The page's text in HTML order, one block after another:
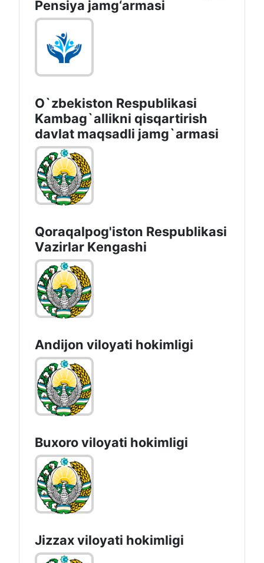
Pensiya jamg‘armasi
O`zbekiston Respublikasi
Kambag`allikni qisqartirish
davlat maqsadli jamg`armasi
Qoraqalpog'iston Rеspublikаsi
Vаzirlаr Kеngаshi
Andijon vilоyati hоkimligi
Buxoro viloyati hokimligi
Jizzах vilоyati hоkimligi